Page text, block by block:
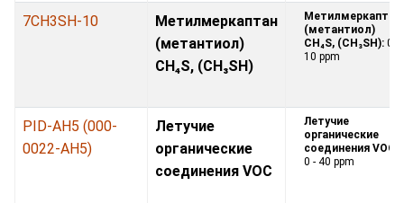
7CH3SH-10
Метилмеркаптан
(метантиол)
CH₄S, (CH₃SH)
Метилмеркаптан
(метантиол)
CH₄S, (CH₃SH): 0 -
10 ppm
PID-AH5 (000-
0022-AH5)
Летучие
органические
соединения VOC
Летучие
органические
соединения VOC:
0 - 40 ppm